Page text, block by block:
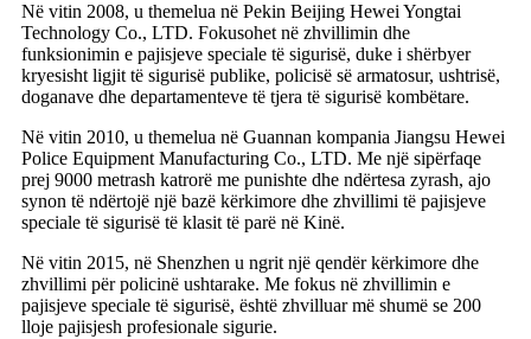
Në vitin 2008, u themelua në Pekin Beijing Hewei Yongtai
Technology Co., LTD. Fokusohet në zhvillimin dhe
funksionimin e pajisjeve speciale të sigurisë, duke i shërbyer
kryesisht ligjit të sigurisë publike, policisë së armatosur, ushtrisë,
doganave dhe departamenteve të tjera të sigurisë kombëtare.
Në vitin 2010, u themelua në Guannan kompania Jiangsu Hewei
Police Equipment Manufacturing Co., LTD. Me një sipërfaqe
prej 9000 metrash katrorë me punishte dhe ndërtesa zyrash, ajo
synon të ndërtojë një bazë kërkimore dhe zhvillimi të pajisjeve
speciale të sigurisë të klasit të parë në Kinë.
Në vitin 2015, në Shenzhen u ngrit një qendër kërkimore dhe
zhvillimi për policinë ushtarake. Me fokus në zhvillimin e
pajisjeve speciale të sigurisë, është zhvilluar më shumë se 200
lloje pajisjesh profesionale sigurie.